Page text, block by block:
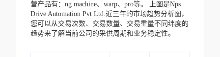
营产品有：ng machine、warp、pro等。
上图是Nps
Drive Automation Pvt Ltd.近三年的市场趋势分析图，
您可以从交易次数、交易数量、交易重量不同纬度的
趋势来了解当前公司的采供周期和业务稳定性。